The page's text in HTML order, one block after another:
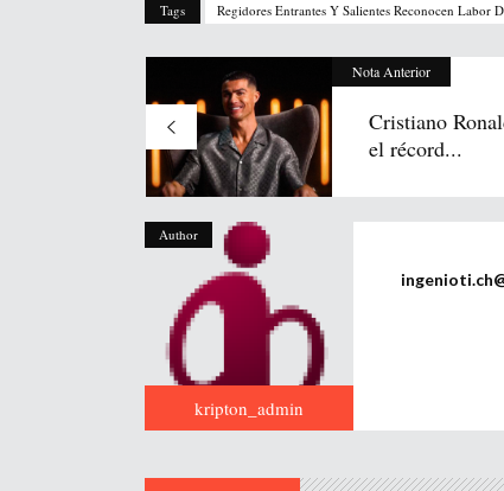
Tags Regidores Entrantes Y Salientes Reconocen Labor
Nota Anterior
Cristiano
el récord...
Author
kripton_admin